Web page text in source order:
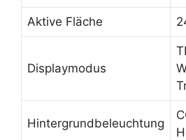
Aktive Fläche
Displaymodus
Hintergrundbeleuchtung